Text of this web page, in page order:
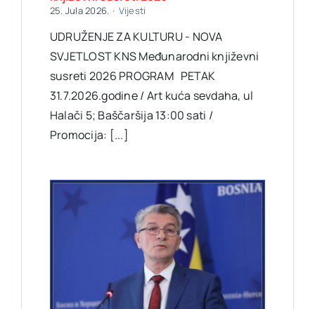
25. Jula 2026. · Vijesti
UDRUŽENJE ZA KULTURU - NOVA
SVJETLOST KNS Međunarodni književni
susreti 2026 PROGRAM PETAK
31.7.2026.godine / Art kuća sevdaha, ul
Halači 5; Baščaršija 13:00 sati /
Promocija: [...]